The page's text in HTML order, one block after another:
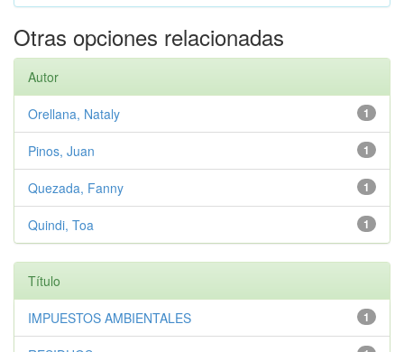
Otras opciones relacionadas
Autor
1
Orellana, Nataly
1
Pinos, Juan
1
Quezada, Fanny
1
Quindi, Toa
Título
1
IMPUESTOS AMBIENTALES